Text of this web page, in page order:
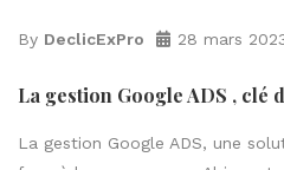
By DeclicExPro 28 mars
La gestion Google ADS , clé
La gestion Google ADS, une